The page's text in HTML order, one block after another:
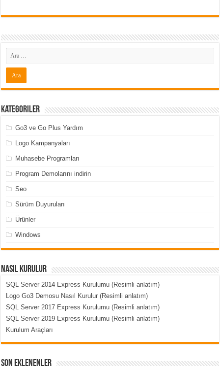
Kategoriler
Go3 ve Go Plus Yardım
Logo Kampanyaları
Muhasebe Programları
Program Demolarını indirin
Seo
Sürüm Duyuruları
Ürünler
Windows
Nasıl Kurulur
SQL Server 2014 Express Kurulumu (Resimli anlatım)
Logo Go3 Demosu Nasıl Kurulur (Resimli anlatım)
SQL Server 2017 Express Kurulumu (Resimli anlatım)
SQL Server 2019 Express Kurulumu (Resimli anlatım)
Kurulum Araçları
Son Eklenenler